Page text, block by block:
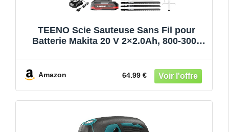
TEENO Scie Sauteuse Sans Fil pour
Batterie Makita 20 V 2×2.0Ah, 800-3000
du bois,plastique,Métal (Deux batteries）
Amazon 64.99 €